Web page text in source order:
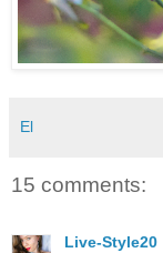
El
15 comments:
Live-Style20